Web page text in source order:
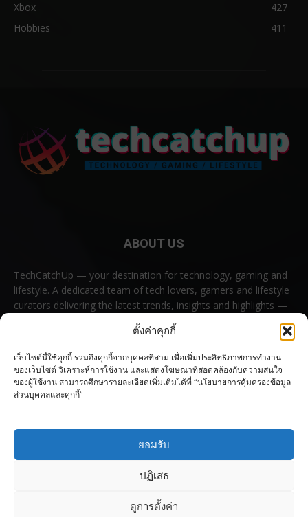
ตั้งค่าคุกกี้
เว็บไซต์นี้ใช้คุกกี้ รวมถึงคุกกี้จากบุคคลที่สาม เพื่อเพิ่มประสิทธิภาพการทำงาน
ของเว็บไซต์ วิเคราะห์การใช้งาน และแสดงโฆษณาที่สอดคล้องกับความสนใจ
ของผู้ใช้งาน สามารถศึกษารายละเอียดเพิ่มเติมได้ที่ “นโยบายการคุ้มครองข้อมูล
ส่วนบุคคลและคุกกี้”
ยอมรับ
ปฏิเสธ
ดูการตั้งค่า
Xbox
427
Hobbies
411
ABOUT US
TechCatchUp — your destination for technology, gaming and
lifestyle. A dedicated team of tech lovers, gamers and lifestyle
curators delivering the latest trends, insights and highlights —
Contact us: contact@techcatchup.net
© Copyright 2023–2026 TechCatchUp All rights reserved.